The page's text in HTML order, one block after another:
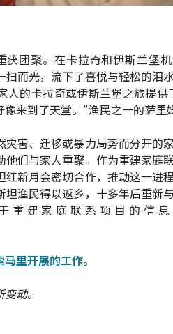
获团聚。在卡拉奇和伊斯兰堡
而光，流下了喜悦与轻松的泪
人的卡拉奇或伊斯兰堡之旅提
来到了天堂。"渔民之一的萨里
害、迁移或暴力局势而分开的
们与家人重聚。作为重建家庭
新月会密切合作，推动这一进
渔民得以返乡，十多年后重新
重建家庭联系项目的信息
马里开展的工作。
动。